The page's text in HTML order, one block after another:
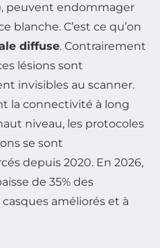
peuvent endommager
blanche. C’est ce qu’on
diffuse. Contrairement
lésions sont
invisibles au scanner.
la connectivité à long
niveau, les protocoles
se sont
depuis 2020. En 2026,
de 35% des
améliorés et à